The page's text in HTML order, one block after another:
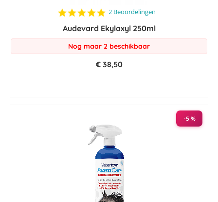
5.0
rating
2 Beoordelingen
Audevard Ekylaxyl 250ml
Nog maar 2 beschikbaar
€ 38,50
-5 %